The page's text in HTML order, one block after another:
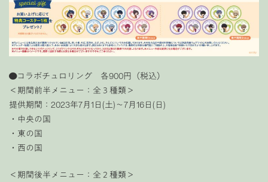
●コラボチュロリング 各900円（税込）
＜期間前半メニュー：全３種類＞
提供期間：2023年7月1日(土)〜7月16日(日)
・中央の国
・東の国
・西の国
＜期間後半メニュー：全２種類＞